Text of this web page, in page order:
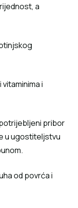
a
i
pribor
u ugostiteljstvu
od povrća i